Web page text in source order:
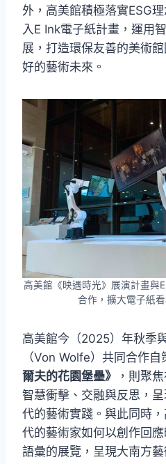
外，高美館積極落實ESG
入E Ink電子紙計畫，運用
展，打造環保友善的美術
好的藝術未來。
高美館《映遇時光》展演計畫與
合作，擴大電子紙
高美館今（2025）年秋季
（Von Wolfe）共同合作
爾夫的花園堡壘》
，則聚
智慧衝擊、交融與反思，
代的藝術實踐。與此同時
代的藝術家如何以創作回
語彙的展覽，呈現大南方藝